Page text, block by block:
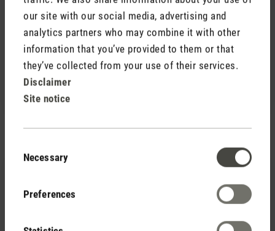
our site with our social media, advertising and
analytics partners who may combine it with other
information that you’ve provided to them or that
they’ve collected from your use of their services.
Disclaimer
Site notice
Selection
Necessary
Preferences
Review with rating of 5 out of 5 stars
Superb!
A superb air purifier!
+ effective (dust, allergens, odors)
+ nice design
+ silent
8 July 2021 00:00
Review with rating of 5 out of 5 stars
Guten Tag Liebes Stadler Form Team,